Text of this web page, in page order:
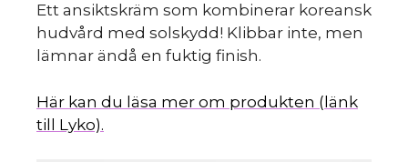
Ett ansiktskräm som kombinerar koreansk
hudvård med solskydd! Klibbar inte, men
lämnar ändå en fuktig finish.
Här kan du läsa mer om produkten (länk
till Lyko).